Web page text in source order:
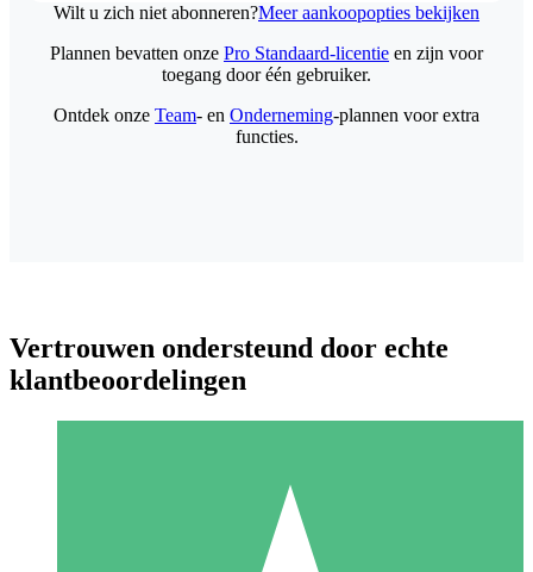
Wilt u zich niet abonneren?Meer aankoopopties bekijken
Individuele Creditpakketten
Plannen bevatten onze Pro Standaard-licentie en zijn voor
toegang door één gebruiker.
Ontdek onze Team- en Onderneming-plannen voor extra
functies.
Vertrouwen ondersteund door echte
klantbeoordelingen